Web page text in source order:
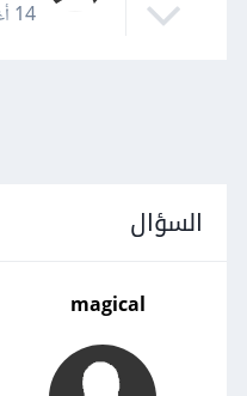
14 أغسطس 2015
السؤال
magical